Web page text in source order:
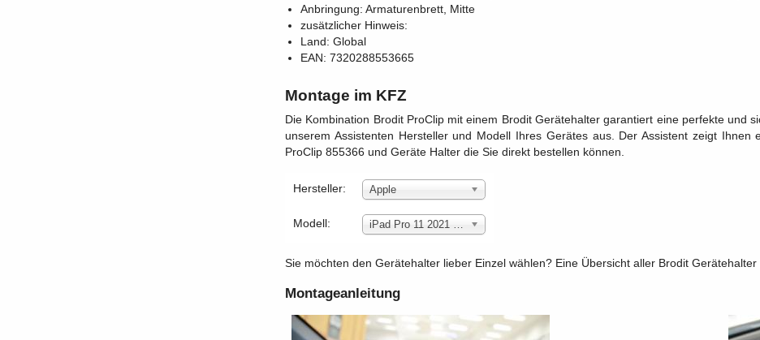
Anbringung: Armaturenbrett, Mitte
zusätzlicher Hinweis:
Land: Global
EAN: 7320288553665
Montage im KFZ
Die Kombination Brodit ProClip mit einem Brodit Gerätehalter garantiert eine perfekte und
unserem Assistenten Hersteller und Modell Ihres Gerätes aus. Der Assistent zeigt
ProClip 855366 und Geräte Halter die Sie direkt bestellen können.
Hersteller: Apple
Modell: iPad Pro 11 2021 3rd Generation (A2301, A2459)
Sie möchten den Gerätehalter lieber Einzel wählen? Eine Übersicht aller Brodit Gerätehalter
Montageanleitung